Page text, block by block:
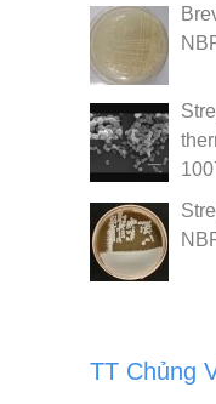
TT Chủng